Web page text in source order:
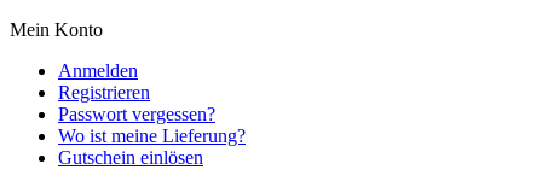
Mein Konto
Anmelden
Registrieren
Passwort vergessen?
Wo ist meine Lieferung?
Gutschein einlösen